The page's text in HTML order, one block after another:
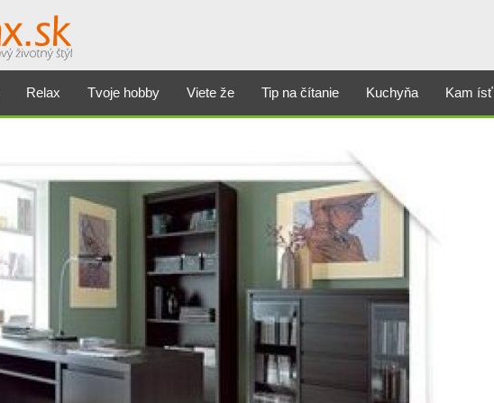
Relax Tvoje hobby Viete že Tip na čítanie Kuchyňa Kam ísť